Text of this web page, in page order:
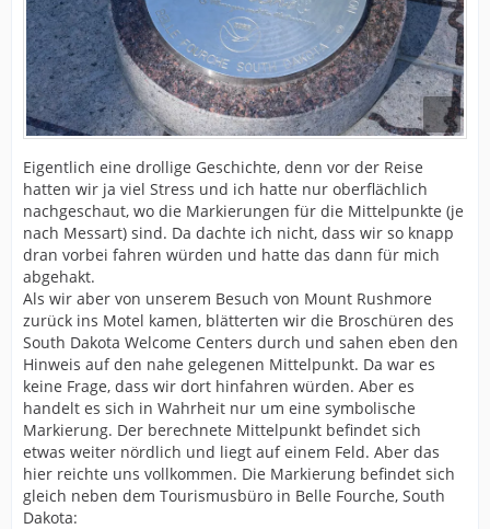
Eigentlich eine drollige Geschichte, denn vor der Reise
hatten wir ja viel Stress und ich hatte nur oberflächlich
nachgeschaut, wo die Markierungen für die Mittelpunkte (je
nach Messart) sind. Da dachte ich nicht, dass wir so knapp
dran vorbei fahren würden und hatte das dann für mich
abgehakt.
Als wir aber von unserem Besuch von Mount Rushmore
zurück ins Motel kamen, blätterten wir die Broschüren des
South Dakota Welcome Centers durch und sahen eben den
Hinweis auf den nahe gelegenen Mittelpunkt. Da war es
keine Frage, dass wir dort hinfahren würden. Aber es
handelt es sich in Wahrheit nur um eine symbolische
Markierung. Der berechnete Mittelpunkt befindet sich
etwas weiter nördlich und liegt auf einem Feld. Aber das
hier reichte uns vollkommen. Die Markierung befindet sich
gleich neben dem Tourismusbüro in Belle Fourche, South
Dakota: